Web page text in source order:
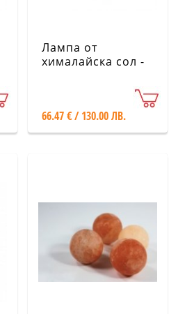
Лампа от
хималайска сол -
66.47 € / 130.00 ЛВ.